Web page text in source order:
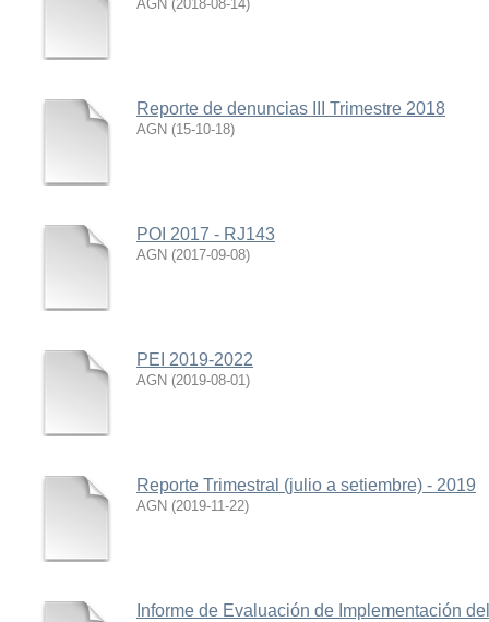
AGN (2018-08-14)
Reporte de denuncias III Trimestre 2018
AGN (15-10-18)
POI 2017 - RJ143
AGN (2017-09-08)
PEI 2019-2022
AGN (2019-08-01)
Reporte Trimestral (julio a setiembre) - 2019
AGN (2019-11-22)
Informe de Evaluación de Implementación